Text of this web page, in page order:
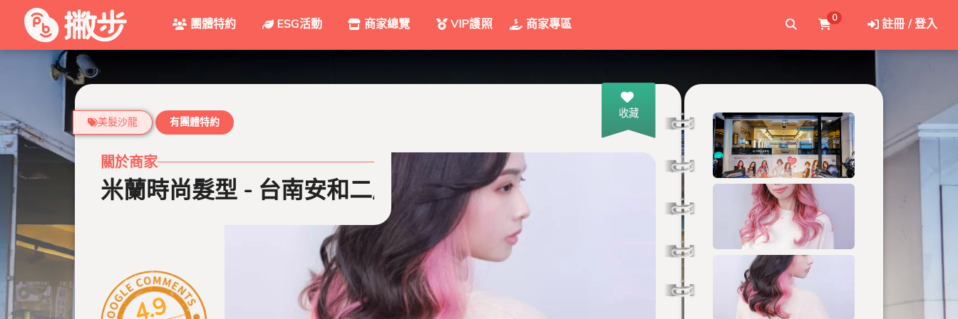
團體特約 ESG活動 商家總覽 VIP護照 商家專區 0 註冊 / 登入
收藏
美髮沙龍 有團體特約
關於商家
米蘭時尚髮型 - 台南安和二店 米蘭時尚髮型 - 台南安和二店
4.9